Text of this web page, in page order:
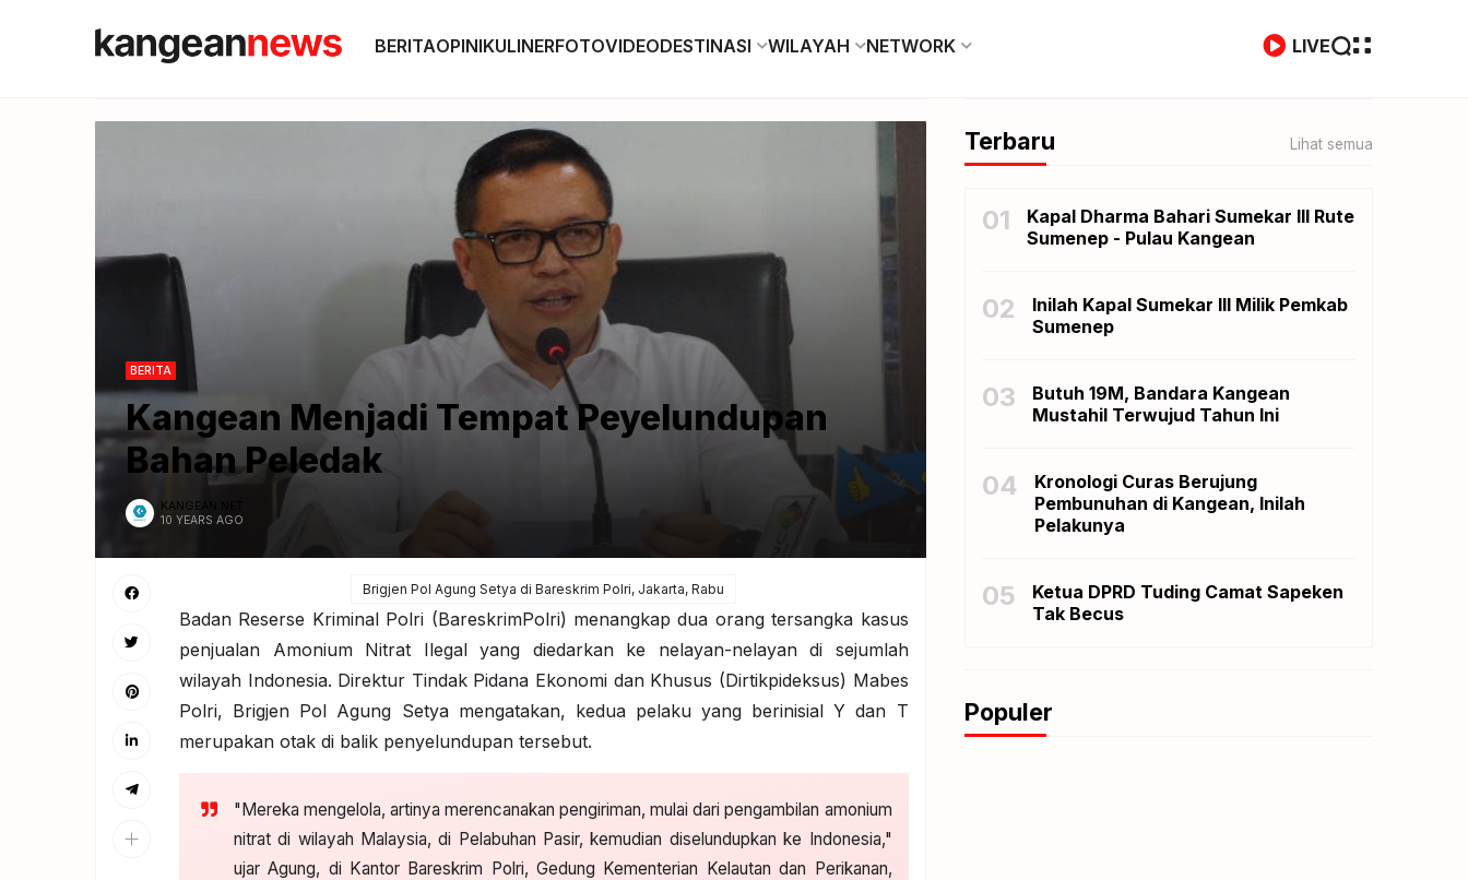
BERITAOPINIKULINERFOTOVIDEODESTINASI WILAYAH NETWORK LIVE
BERITA
Kangean Menjadi Tempat Peyelundupan
Bahan Peledak
KANGEAN.NET
10 YEARS AGO
Brigjen Pol Agung Setya di Bareskrim Polri, Jakarta, Rabu
Badan Reserse Kriminal Polri (BareskrimPolri) menangkap dua orang tersangka kasus
penjualan Amonium Nitrat Ilegal yang diedarkan ke nelayan-nelayan di sejumlah
wilayah Indonesia. Direktur Tindak Pidana Ekonomi dan Khusus (Dirtikpideksus) Mabes
Polri, Brigjen Pol Agung Setya mengatakan, kedua pelaku yang berinisial Y dan T
merupakan otak di balik penyelundupan tersebut.
"Mereka mengelola, artinya merencanakan pengiriman, mulai dari pengambilan amonium
nitrat di wilayah Malaysia, di Pelabuhan Pasir, kemudian diselundupkan ke Indonesia,"
ujar Agung, di Kantor Bareskrim Polri, Gedung Kementerian Kelautan dan Perikanan,
Terbaru Lihat semua
01
Kapal Dharma Bahari Sumekar III Rute
Sumenep - Pulau Kangean
02
Inilah Kapal Sumekar III Milik Pemkab
Sumenep
03
Butuh 19M, Bandara Kangean
Mustahil Terwujud Tahun Ini
04
Kronologi Curas Berujung
Pembunuhan di Kangean, Inilah
Pelakunya
05
Ketua DPRD Tuding Camat Sapeken
Tak Becus
Populer